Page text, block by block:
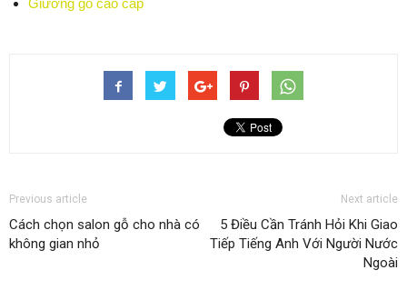
Giường gỗ cao cấp
Previous article
Cách chọn salon gỗ cho nhà có
không gian nhỏ
Next article
5 Điều Cần Tránh Hỏi Khi Giao
Tiếp Tiếng Anh Với Người Nước
Ngoài